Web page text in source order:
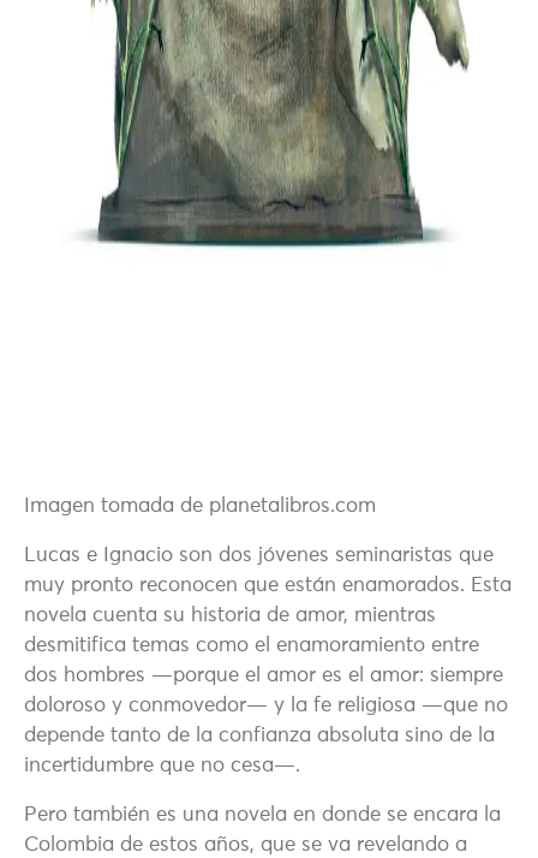
Imagen tomada de planetalibros.com
Lucas e Ignacio son dos jóvenes seminaristas que
muy pronto reconocen que están enamorados. Esta
novela cuenta su historia de amor, mientras
desmitifica temas como el enamoramiento entre
dos hombres —porque el amor es el amor: siempre
doloroso y conmovedor— y la fe religiosa —que no
depende tanto de la confianza absoluta sino de la
incertidumbre que no cesa—.
Pero también es una novela en donde se encara la
Colombia de estos años, que se va revelando a